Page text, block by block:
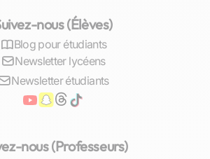
nous (Élèves)
Blog pour étudiants
Newsletter lycéens
Newsletter étudiants
nous (Professeurs)